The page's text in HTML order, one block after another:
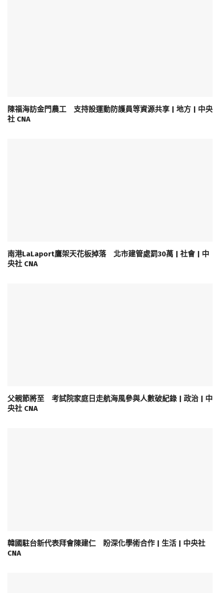
陳福海訪金門農工 支持設運動防護員等資源共享 | 地方 | 中央
社 CNA
南港LaLaport鷹架天花板掉落 北市建管處罰30萬 | 社會 | 中
央社 CNA
父親節將至 考試院家庭日走航海風參與人數破紀錄 | 政治 | 中
央社 CNA
韓國駐台新代表拜會陳建仁 盼深化學術合作 | 生活 | 中央社
CNA